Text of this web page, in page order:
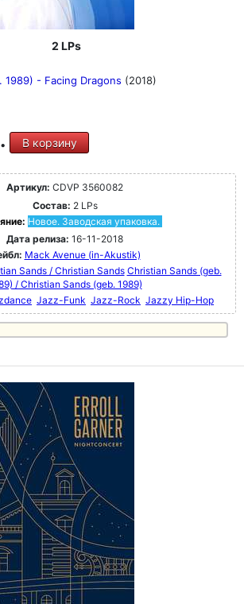
2 LPs
1989) - Facing Dragons (2018)
В корзину
Артикул: CDVP 3560082
Состав: 2 LPs
Новое. Заводская упаковка.
Дата релиза: 16-11-2018
Mack Avenue (in-Akustik)
Sands / Christian Sands Christian Sands (geb.
/ Christian Sands (geb. 1989)
Jazz-Funk Jazz-Rock Jazzy Hip-Hop